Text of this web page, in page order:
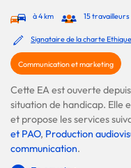
à 4 km 15 travailleurs
Signataire de la charte
Communication et marketing
Cette EA est ouverte
situation de handicap. Elle
et propose les services
et PAO, Production
communication.